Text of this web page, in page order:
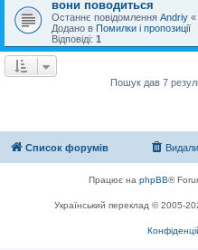
вони поводиться
Останнє повідомлення Andriy «
Додано в Помилки і пропозиції
Відповіді: 1
Пошук дав 7
Список форумів
Працює на phpBB®
Український переклад © 2005-